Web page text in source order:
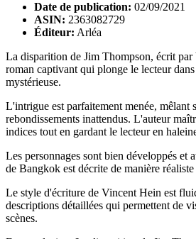
Date de publication: 02/09/2021
ASIN: 2363082729
Éditeur: Arléa
La disparition de Jim Thompson, écrit
roman captivant qui plonge le lecteur
mystérieuse.
L'intrigue est parfaitement menée, mêlant
rebondissements inattendus. L'auteur
indices tout en gardant le lecteur en
Les personnages sont bien développés et
de Bangkok est décrite de manière
Le style d'écriture de Vincent Hein est
descriptions détaillées qui permettent de
scènes.